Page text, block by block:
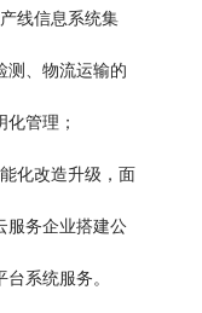
线信息系统集
测、物流运输的
管理；
化改造升级，面
服务企业搭建公
系统服务。